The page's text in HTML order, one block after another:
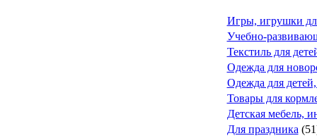
Игры, игрушки
Учебно-
Текстиль для
Одежда для
Одежда для
Товары для
Детская мебель,
Для праздника